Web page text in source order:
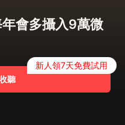
會多攝入9萬微
聽
新人領7天免費試用